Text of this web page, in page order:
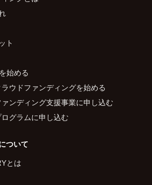
ト
始める
ウドファンディングを始める
ンディング支援事業に申し込む
グラムに申し込む
ついて
とは